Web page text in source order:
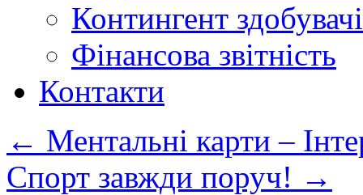
Контингент
Фінансова звітність
Контакти
← Ментальні карти –
Спорт завжди поруч! →